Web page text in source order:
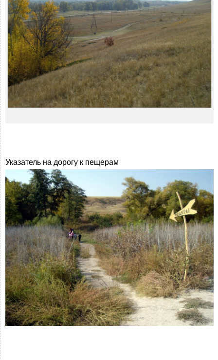
Указатель на дорогу к пещерам